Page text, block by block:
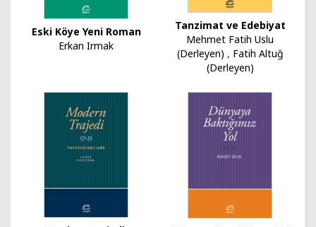
Eski Köye Yeni Roman
Erkan Irmak
Tanzimat ve Edebiyat
Mehmet Fatih Uslu
(Derleyen) , Fatih Altuğ
(Derleyen)